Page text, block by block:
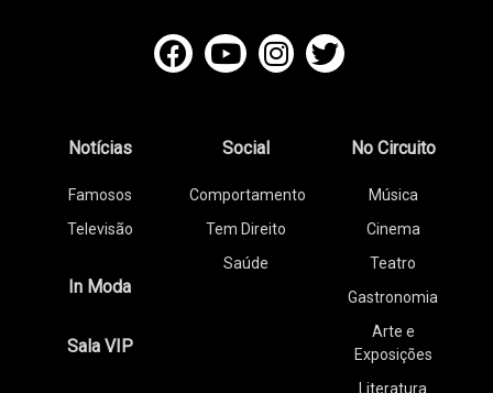
Notícias
Famosos
Televisão
In Moda
Sala VIP
Social
Comportamento
Tem Direito
Saúde
No Circuito
Música
Cinema
Teatro
Gastronomia
Arte e
Exposições
Literatura